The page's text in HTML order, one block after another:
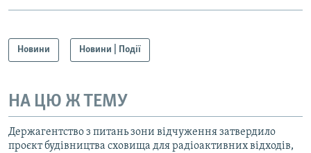
Новини Новини | Події
НА ЦЮ Ж ТЕМУ
Держагентство з питань зони відчуження затвердило
проєкт будівництва сховища для радіоактивних відходів,